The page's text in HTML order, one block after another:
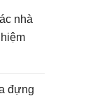
nhà
đựng